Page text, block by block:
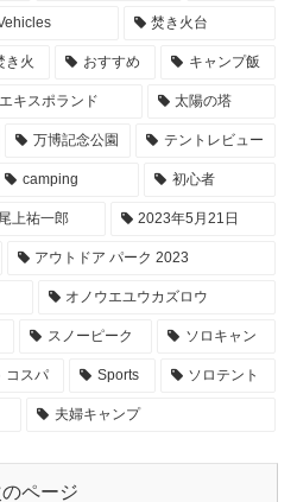
焚き火台
き火 おすすめ キャンプ飯
エキスポランド 太陽の塔
万博記念公園 テントレビュー
camping 初心者
尾上祐一郎 2023年5月21日
アウトドア パーク 2023
オノウエユウカズロウ
スノーピーク ソロキャン
コスパ Sports ソロテント
夫婦キャンプ
ページ